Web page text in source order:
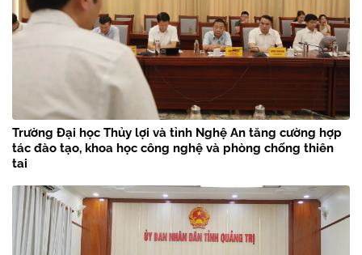
Trường Đại học Thủy lợi và tỉnh Nghệ An tăng cường hợp
tác đào tạo, khoa học công nghệ và phòng chống thiên
tai